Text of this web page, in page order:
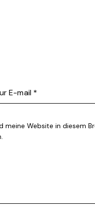
meine Website in diesem